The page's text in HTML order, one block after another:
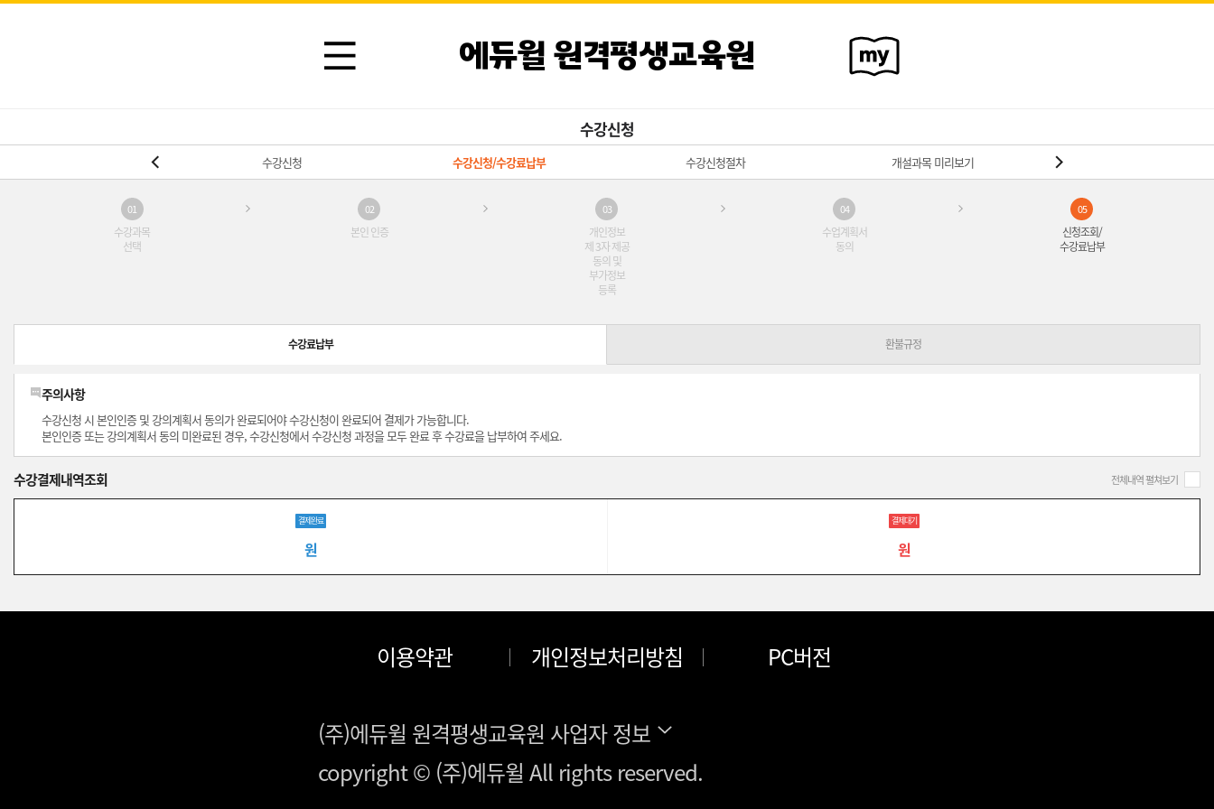
에듀윌 원격평생교육원
수강신청
수강신청 수강신청/수강료납부 수강신청절차 개설과목 미리보기
01
수강과목
선택
02
본인 인증
03
개인정보
제 3자 제공
동의 및
부가정보
등록
04
수업계획서
동의
05
신청조회/
수강료납부
수강료납부 환불규정
주의사항
수강신청 시 본인인증 및 강의계획서 동의가 완료되어야 수강신청이 완료되어 결제가 가능합니다.
본인인증 또는 강의계획서 동의 미완료된 경우, 수강신청에서 수강신청 과정을 모두 완료 후 수강료을 납부하여 주세요.
수강결제내역조회 전체내역 펼쳐보기
결제완료
원
결제대기
원
이용약관 개인정보처리방침 PC버전
(주)에듀윌 원격평생교육원 사업자 정보
copyright © (주)에듀윌 All rights reserved.